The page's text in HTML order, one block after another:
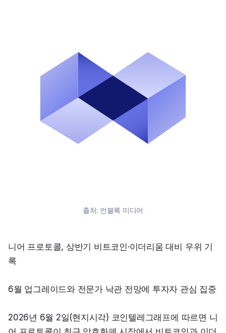
출처: 언블록 미디어
니어 프로토콜, 상반기 비트코인·이더리움 대비 우위 기
록
6월 업그레이드와 전문가 낙관 전망에 투자자 관심 집중
2026년 6월 2일(현지시각) 코인텔레그래프에 따르면 니